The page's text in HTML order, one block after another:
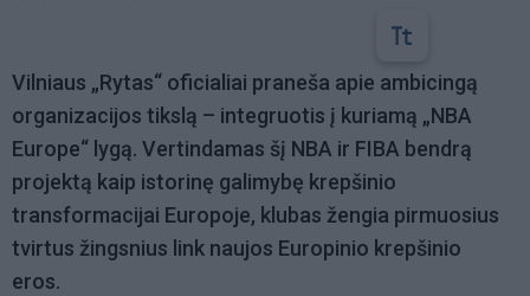
Vilniaus „Rytas“ oficialiai praneša apie ambicingą
organizacijos tikslą – integruotis į kuriamą „NBA
Europe“ lygą. Vertindamas šį NBA ir FIBA bendrą
projektą kaip istorinę galimybę krepšinio
transformacijai Europoje, klubas žengia pirmuosius
tvirtus žingsnius link naujos Europinio krepšinio
eros.